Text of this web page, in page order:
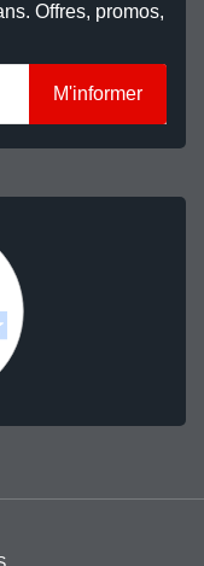
Offres, promos,
M'informer